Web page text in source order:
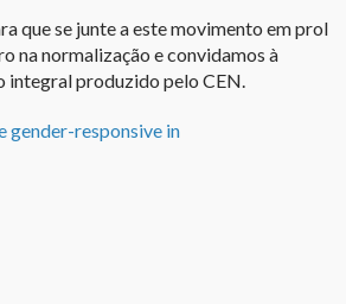
que se junte a este movimento em prol
na normalização e convidamos à
integral produzido pelo CEN.
gender-responsive in